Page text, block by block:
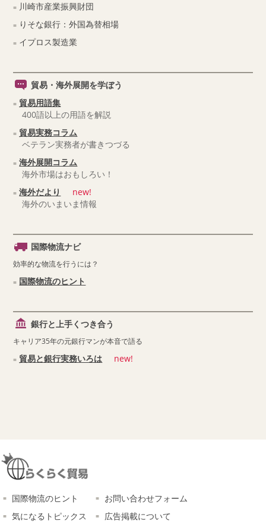
川崎市産業振興財団
りそな銀行：外国為替相場
イプロス製造業
貿易・海外展開を学ぼう
貿易用語集
400語以上の用語を解説
貿易実務コラム
ベテラン実務者が書きつづる
海外展開コラム
海外市場はおもしろい！
海外だより
new!
海外のいまいま情報
国際物流ナビ
効率的な物流を行うには？
国際物流のヒント
銀行と上手くつき合う
キャリア35年の元銀行マンが本音で語る
貿易と銀行実務いろは new!
国際物流のヒント
気になるトピックス
お問い合わせフォーム
広告掲載について